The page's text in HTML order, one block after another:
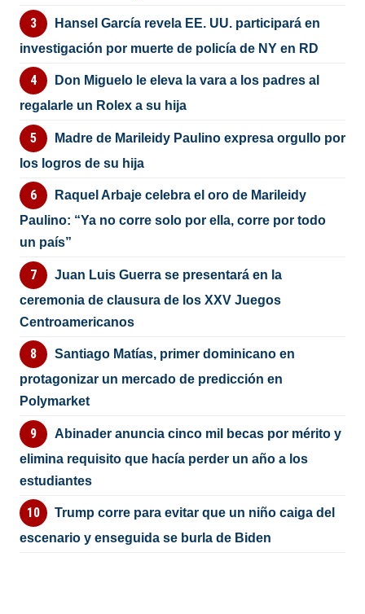
Hansel García revela EE. UU. participará en
investigación por muerte de policía de NY en RD
Don Miguelo le eleva la vara a los padres al
regalarle un Rolex a su hija
Madre de Marileidy Paulino expresa orgullo por
los logros de su hija
Raquel Arbaje celebra el oro de Marileidy
Paulino: “Ya no corre solo por ella, corre por todo
un país”
Juan Luis Guerra se presentará en la
ceremonia de clausura de los XXV Juegos
Centroamericanos
Santiago Matías, primer dominicano en
protagonizar un mercado de predicción en
Polymarket
Abinader anuncia cinco mil becas por mérito y
elimina requisito que hacía perder un año a los
estudiantes
Trump corre para evitar que un niño caiga del
escenario y enseguida se burla de Biden